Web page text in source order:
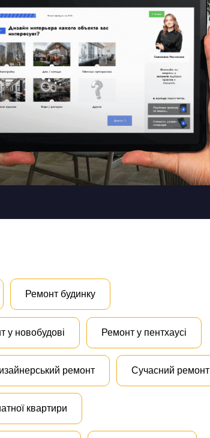
Ремонт будинку
у новобудові Ремонт у пентхаусі
ремонт Сучасний ремонт
квартири